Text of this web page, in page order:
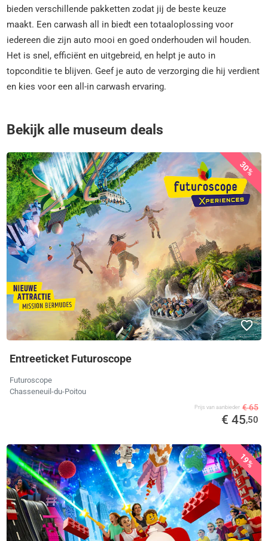
bieden verschillende pakketten zodat jij de beste keuze
maakt. Een carwash all in biedt een totaaloplossing voor
iedereen die zijn auto mooi en goed onderhouden wil houden.
Het is snel, efficiënt en uitgebreid, en helpt je auto in
topconditie te blijven. Geef je auto de verzorging die hij verdient
en kies voor een all-in carwash ervaring.
Bekijk alle museum deals
30%
Entreeticket Futuroscope
Futuroscope
Chasseneuil-du-Poitou
Prijs van aanbieder € 65
€ 45,50
19%